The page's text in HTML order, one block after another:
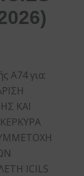
Α74 για:
ΚΑΙ
ICILS